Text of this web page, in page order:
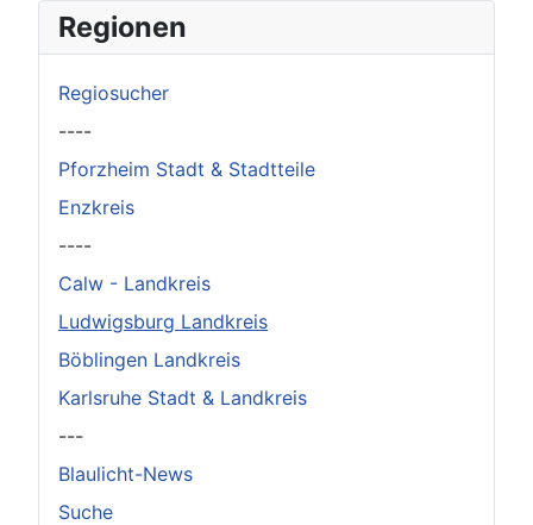
Regionen
Regiosucher
----
Pforzheim Stadt & Stadtteile
Enzkreis
----
Calw - Landkreis
Ludwigsburg Landkreis
Böblingen Landkreis
Karlsruhe Stadt & Landkreis
---
Blaulicht-News
Suche